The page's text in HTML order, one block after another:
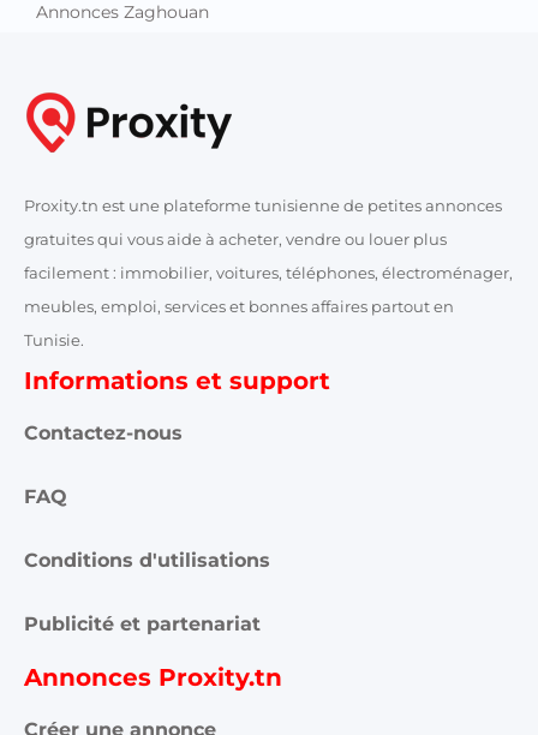
Annonces Zaghouan
Proxity.tn est une plateforme tunisienne de petites annonces
gratuites qui vous aide à acheter, vendre ou louer plus
facilement : immobilier, voitures, téléphones, électroménager,
meubles, emploi, services et bonnes affaires partout en
Tunisie.
Informations et support
Contactez-nous
FAQ
Conditions d'utilisations
Publicité et partenariat
Annonces Proxity.tn
Créer une annonce